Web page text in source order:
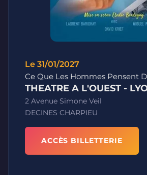
Le 31/01/2027
Ce Que Les Hommes Pensent
THEATRE A L'OUEST -
2 Avenue Simone Veil
DECINES CHARPIEU
ACCÈS BILLETTERIE